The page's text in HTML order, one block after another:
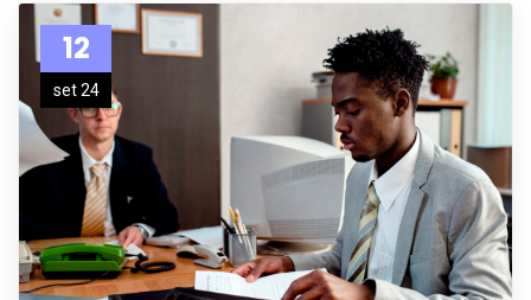
12
set 24